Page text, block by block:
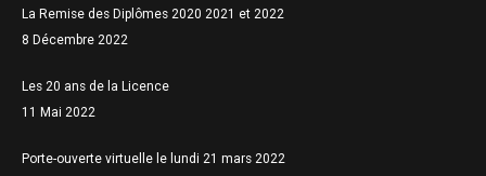
La Remise des Diplômes 2020 2021 et 2022
8 Décembre 2022
Les 20 ans de la Licence
11 Mai 2022
Porte-ouverte virtuelle le lundi 21 mars 2022